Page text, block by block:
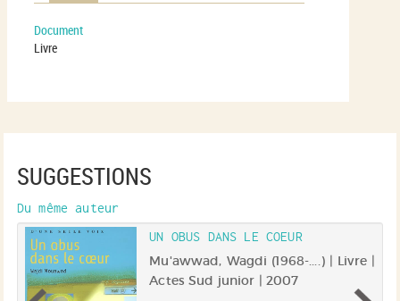
Document
Livre
SUGGESTIONS
Du même auteur
UN OBUS DANS LE COEUR
Mu'awwad, Wagdi (1968-....) | Livre |
Actes Sud junior | 2007